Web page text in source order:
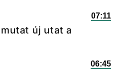
07:11
új utat a
06:45